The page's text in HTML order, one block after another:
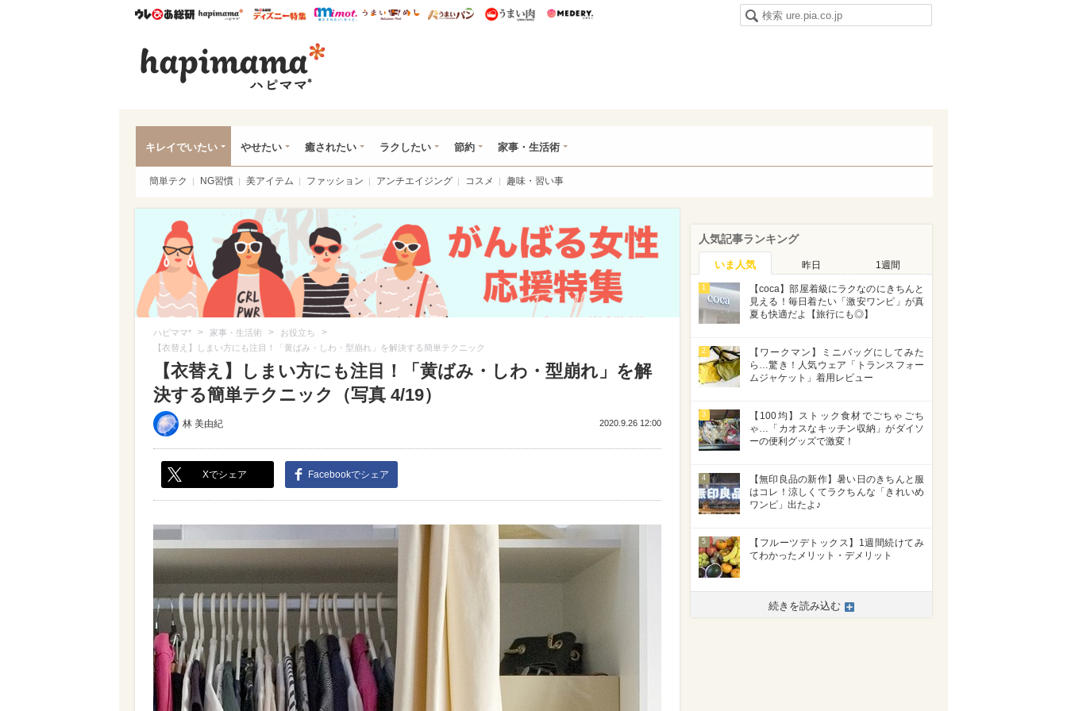
ウレぴあ総研ハピママ* ウレぴあ総研 ディズニー特集
mimot. うまいめし うまいパン うまい肉
キレイでいたい やせたい 癒されたい ラクしたい 節約 家事・生活術
簡単テク NG習慣 美アイテム ファッション アンチエイジング コスメ 趣味・習い事
ハピママ* > 家事・生活術 > お役立ち >
【衣替え】しまい方にも注目！「黄ばみ・しわ・型崩れ」を解決する簡単テクニック
【衣替え】しまい方にも注目！「黄ばみ・しわ・型崩れ」を解
決する簡単テクニック（写真 4/19）
林 美由紀 2020.9.26 12:00
Xでシェア Facebookでシェア
人気記事ランキング
いま人気 昨日 1週間
1
【coca】部屋着級にラクなのにきちんと
見える！毎日着たい「激安ワンピ」が真
夏も快適だよ【旅行にも◎】
2
【ワークマン】ミニバッグにしてみた
ら…驚き！人気ウェア「トランスフォー
ムジャケット」着用レビュー
3
【100均】ストック食材でごちゃごち
ゃ…「カオスなキッチン収納」がダイソ
ーの便利グッズで激変！
4
【無印良品の新作】暑い日のきちんと服
はコレ！涼しくてラクちんな「きれいめ
ワンピ」出たよ♪
5
【フルーツデトックス】1週間続けてみ
てわかったメリット・デメリット
続きを読み込む